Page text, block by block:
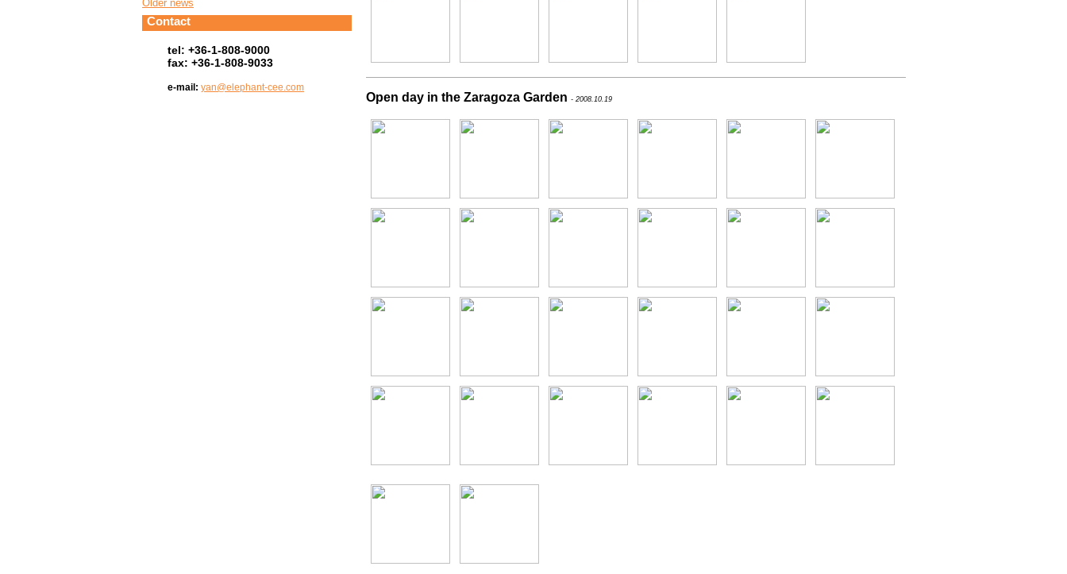
Older news
Contact
tel: +36-1-808-9000
fax: +36-1-808-9033
e-mail: yan@elephant-cee.com
Open day in the Zaragoza Garden - 2008.10.19